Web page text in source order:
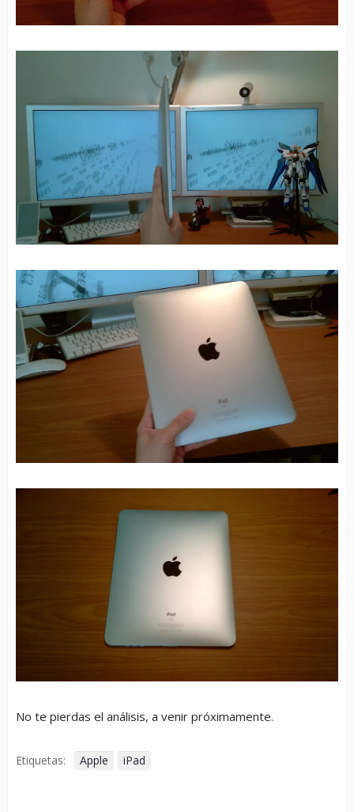
No te pierdas el análisis, a venir próximamente.
Etiquetas: Apple iPad